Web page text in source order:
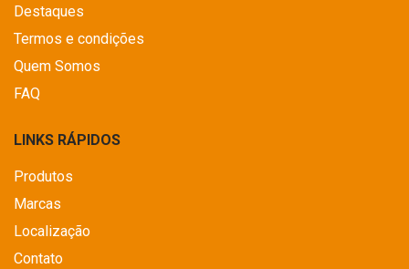
Destaques
Termos e condições
Quem Somos
FAQ
LINKS RÁPIDOS
Produtos
Marcas
Localização
Contato